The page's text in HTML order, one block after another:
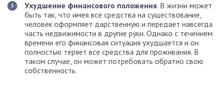
Ухудшение финансового положения. В жизни может
быть так, что имея все средства на существование,
человек оформляет дарственную и передает навсегда
часть недвижимости в другие руки. Однако с течением
времени его финансовая ситуация ухудшается и он
полностью теряет все средства для проживания. В
таком случае, он может потребовать обратно свою
собственность.